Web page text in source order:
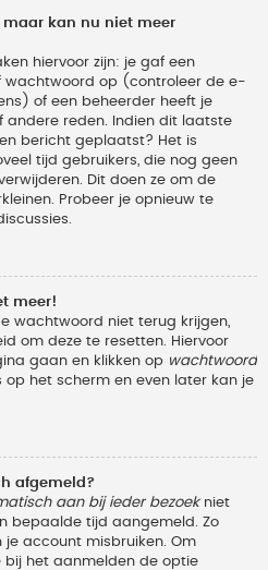
maar kan nu niet meer
hiervoor zijn: je gaf een
wachtwoord op (controleer de e-
of een beheerder heeft je
andere reden. Indien dit laatste
bericht geplaatst? Het is
tijd gebruikers, die nog geen
Dit doen ze om de
Probeer je opnieuw te
meer!
wachtwoord niet terug krijgen,
om deze te resetten. Hiervoor
gaan en klikken op wachtwoord
op het scherm en even later kan je
afgemeld?
aan bij ieder bezoekniet
bepaalde tijd aangemeld. Zo
account misbruiken. Om
bij het aanmelden de optie